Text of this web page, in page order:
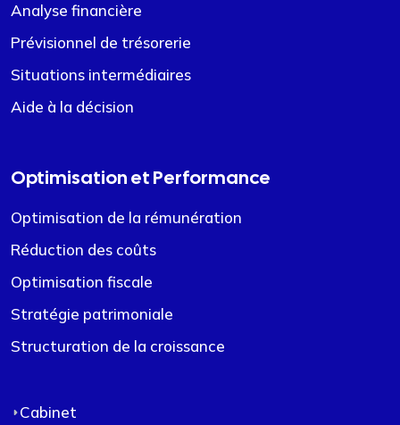
Analyse financière
Prévisionnel de trésorerie
Situations intermédiaires
Aide à la décision
Optimisation et Performance
Optimisation de la rémunération
Réduction des coûts
Optimisation fiscale
Stratégie patrimoniale
Structuration de la croissance
Cabinet